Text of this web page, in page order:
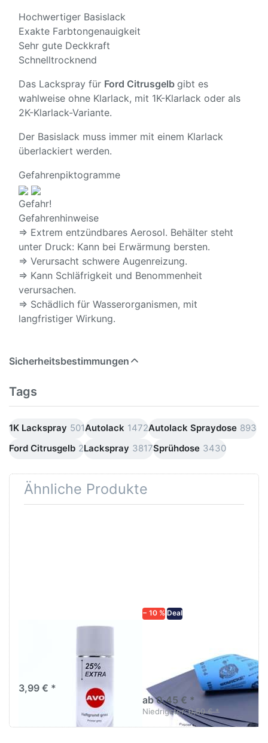
Hochwertiger Basislack
Exakte Farbtongenauigkeit
Sehr gute Deckkraft
Schnelltrocknend
Das Lackspray für Ford Citrusgelb gibt es
wahlweise ohne Klarlack, mit 1K-Klarlack oder als
2K-Klarlack-Variante.
Der Basislack muss immer mit einem Klarlack
überlackiert werden.
Gefahrenpiktogramme
Gefahr!
Gefahrenhinweise
⇒ Extrem entzündbares Aerosol. Behälter steht
unter Druck: Kann bei Erwärmung bersten.
⇒ Verursacht schwere Augenreizung.
⇒ Kann Schläfrigkeit und Benommenheit
verursachen.
⇒ Schädlich für Wasserorganismen, mit
langfristiger Wirkung.
Sicherheitsbestimmungen
Tags
1K Lackspray 501Autolack 1472Autolack Spraydose 893
Ford Citrusgelb 2Lackspray 3817Sprühdose 3430
Ähnliche Produkte
3,99 € *
− 10 % Deal
diversen Körnungen
Nass-Schleifpapier zur nass
und trocken anwendung
ab 0,45 € *
Niedrigster:0,50 € *